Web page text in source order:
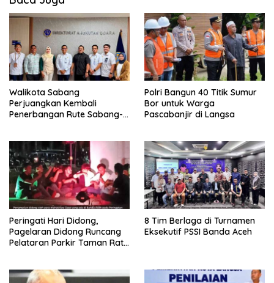
Walikota Sabang
Perjuangkan Kembali
Penerbangan Rute Sabang-
Polri Bangun 40 Titik Sumur
Bor untuk Warga
Pascabanjir di Langsa
Peringati Hari Didong,
Pagelaran Didong Runcang
Pelataran Parkir Taman Ratu
8 Tim Berlaga di Turnamen
Eksekutif PSSI Banda Aceh